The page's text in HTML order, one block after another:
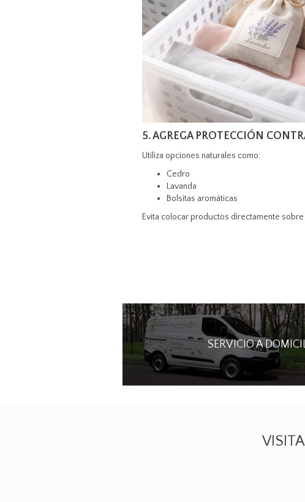
5. AGREGA PROTECCIÓN
Utiliza opciones naturales como:
Cedro
Lavanda
Bolsitas aromáticas
Evita colocar productos directamente sobre
SERVICIO A